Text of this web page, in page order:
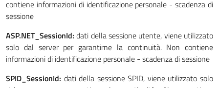
contiene informazioni di identificazione personale - scadenza di
sessione
ASP.NET_SessionId: dati della sessione utente, viene utilizzato
solo dal server per garantirne la continuità. Non contiene
informazioni di identificazione personale - scadenza di sessione
SPID_SessionId: dati della sessione SPID, viene utilizzato solo